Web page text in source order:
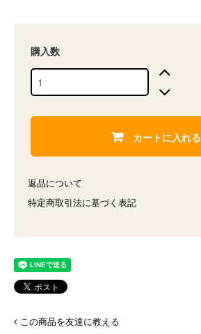
購入数
カートに入れる
返品について
特定商取引法に基づく表記
この商品を友達に教える